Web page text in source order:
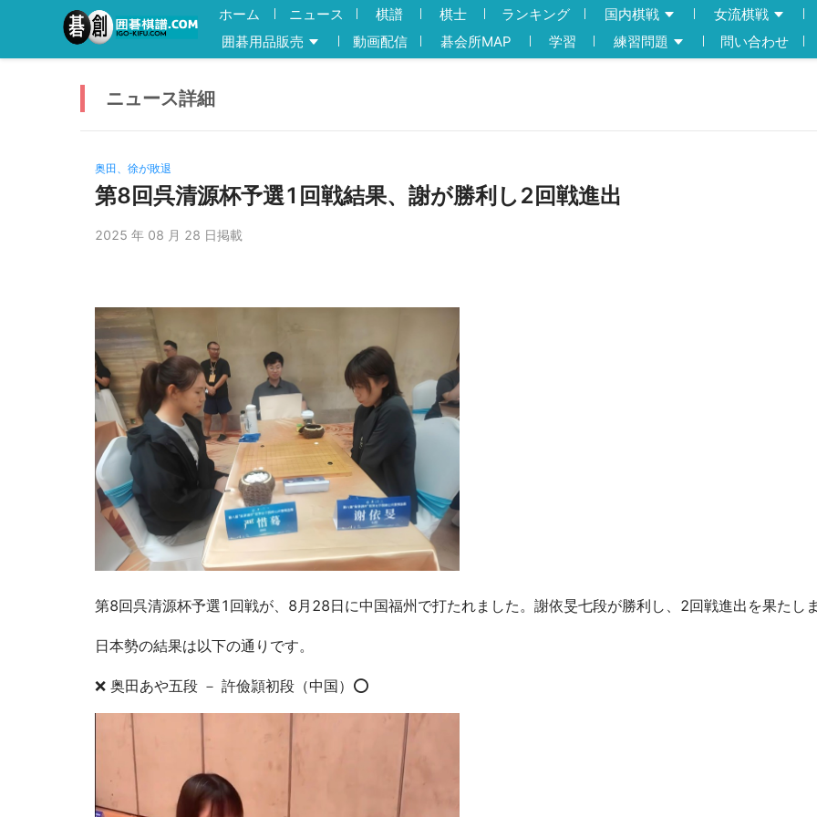
ホーム ニュース 棋譜 棋士 ランキング 国内棋戦
女流棋戦
囲碁用品販売
動画配信 碁会所MAP 学習 練習問題 問い合わせ
ニュース詳細
奥田、徐が敗退
第8回呉清源杯予選1回戦結果、謝が勝利し2回戦進出
2025 年 08 月 28 日掲載
第8回呉清源杯予選1回戦が、8月28日に中国福州で打たれました。謝依旻七段が勝利し、2回戦進出を果たし
日本勢の結果は以下の通りです。
❌ 奥田あや五段 － 許儉頴初段（中国）⭕️